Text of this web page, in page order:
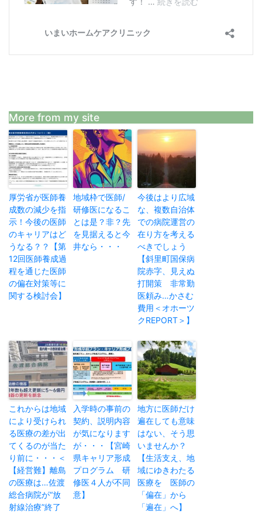
More from my site
厚労省が医師養
成数の減少を指
示！今後の医師
のキャリアはど
うなる？？【第
12回医師養成過
程を通じた医師
の偏在対策等に
関する検討会】
地域枠で医師/
研修医になるこ
とは是？非？先
を見据えると今
井なら・・・
今後はより広域
な、複数自治体
での病院運営の
在り方を考える
べきでしょう
【斜里町国保病
院赤字、見えぬ
打開策 非常勤
医頼み…かさむ
費用＜オホーツ
クREPORT＞】
これからは地域
により受けられ
る医療の差が出
てくるのが当た
り前に・・・＜
【経営難】離島
の医療は…佐渡
総合病院が“放
射線治療”終了
入学時の事前の
契約、説明内容
が気になります
が・・・【宮崎
県キャリア形成
プログラム 研
修医４人が不同
意】
地方に医師だけ
遍在しても意味
はない、そう思
いませんか？
【生活支え、地
域にゆきわたる
医療を 医師の
「偏在」から
「遍在」へ】